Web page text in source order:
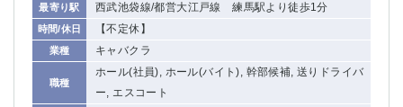
最寄り駅 西武池袋線/都営大江戸線 練馬駅より徒歩1分
時間/休日 【不定休】
業種 キャバクラ
職種
ホール(社員), ホール(バイト), 幹部候補, 送りドライバ
ー, エスコート